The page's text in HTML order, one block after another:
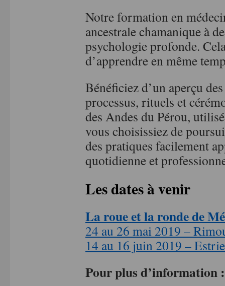
Notre formation en
ancestrale chamanique à
psychologie profonde.
d’apprendre en même
Bénéficiez d’un aperçu
processus, rituels et
des Andes du Pérou,
vous choisissiez de
des pratiques facilement
quotidienne et
Les dates à venir
La roue et la ronde de
24 au 26 mai 2019 –
14 au 16 juin 2019 – Estrie
Pour plus d’information :